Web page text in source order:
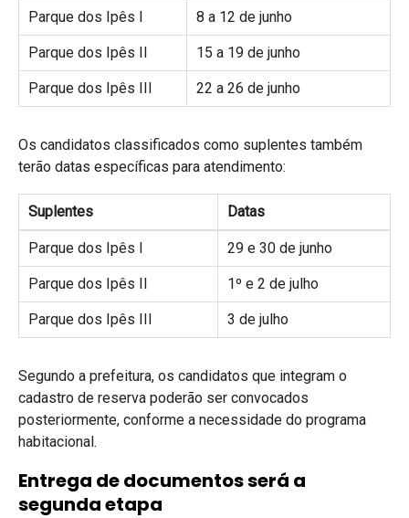
Parque dos Ipês I 8 a 12 de junho
Parque dos Ipês II 15 a 19 de junho
Parque dos Ipês III 22 a 26 de junho
Os candidatos classificados como suplentes também
terão datas específicas para atendimento:
Suplentes Datas
Parque dos Ipês I 29 e 30 de junho
Parque dos Ipês II 1º e 2 de julho
Parque dos Ipês III 3 de julho
Segundo a prefeitura, os candidatos que integram o
cadastro de reserva poderão ser convocados
posteriormente, conforme a necessidade do programa
habitacional.
Entrega de documentos será a
segunda etapa